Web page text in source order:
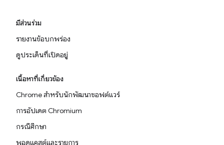
มีส่วนร่วม
รายงานข้อบกพร่อง
ดูประเด็นที่เปิดอยู่
เนื้อหาที่เกี่ยวข้อง
Chrome สำหรับนักพัฒนาซอฟต์แวร์
การอัปเดต Chromium
กรณีศึกษา
พอดแคสต์และรายการ